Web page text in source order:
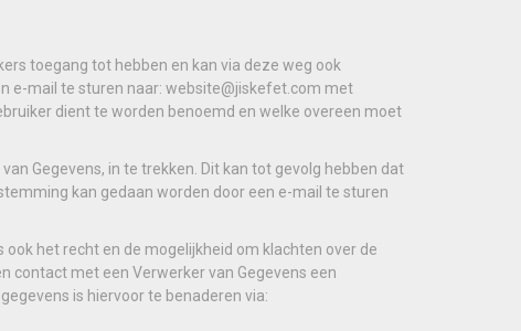
toegang tot hebben en kan via deze weg ook
e-mail te sturen naar: website@jiskefet.com met
dient te worden benoemd en welke overeen moet
Gegevens, in te trekken. Dit kan tot gevolg hebben dat
kan gedaan worden door een e-mail te sturen
het recht en de mogelijkheid om klachten over de
contact met een Verwerker van Gegevens een
is hiervoor te benaderen via: